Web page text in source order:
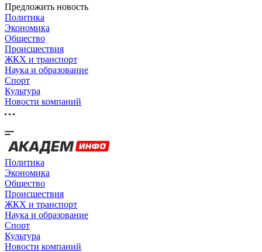
Предложить новость
Политика
Экономика
Общество
Происшествия
ЖКХ и транспорт
Наука и образование
Спорт
Культура
Новости компаний
Политика
Экономика
Общество
Происшествия
ЖКХ и транспорт
Наука и образование
Спорт
Культура
Новости компаний